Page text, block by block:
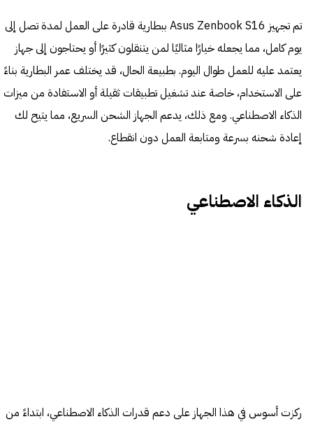
تم تجهيز Asus Zenbook S16 ببطارية قادرة على العمل لمدة تصل إلى
يوم كامل، مما يجعله خيارًا مثاليًا لمن يتنقلون كثيرًا أو يحتاجون إلى جهاز
يعتمد عليه للعمل طوال اليوم. بطبيعة الحال، قد يختلف عمر البطارية بناءً
على الاستخدام، خاصة عند تشغيل تطبيقات ثقيلة أو الاستفادة من ميزات
الذكاء الاصطناعي. ومع ذلك، يدعم الجهاز الشحن السريع، مما يتيح لك
إعادة شحنه بسرعة ومتابعة العمل دون انقطاع.
الذكاء الاصطناعي
ركزت أسوس في هذا الجهاز على دعم قدرات الذكاء الاصطناعي، ابتداءً من